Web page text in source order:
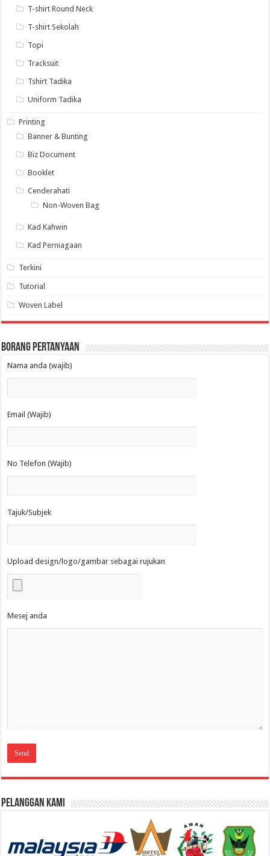
T-shirt Round Neck
T-shirt Sekolah
Topi
Tracksuit
Tshirt Tadika
Uniform Tadika
Printing
Banner & Bunting
Biz Document
Booklet
Cenderahati
Non-Woven Bag
Kad Kahwin
Kad Perniagaan
Terkini
Tutorial
Woven Label
Borang Pertanyaan
Nama anda (wajib)
Email (Wajib)
No Telefon (Wajib)
Tajuk/Subjek
Upload design/logo/gambar sebagai rujukan
Mesej anda
Pelanggan Kami